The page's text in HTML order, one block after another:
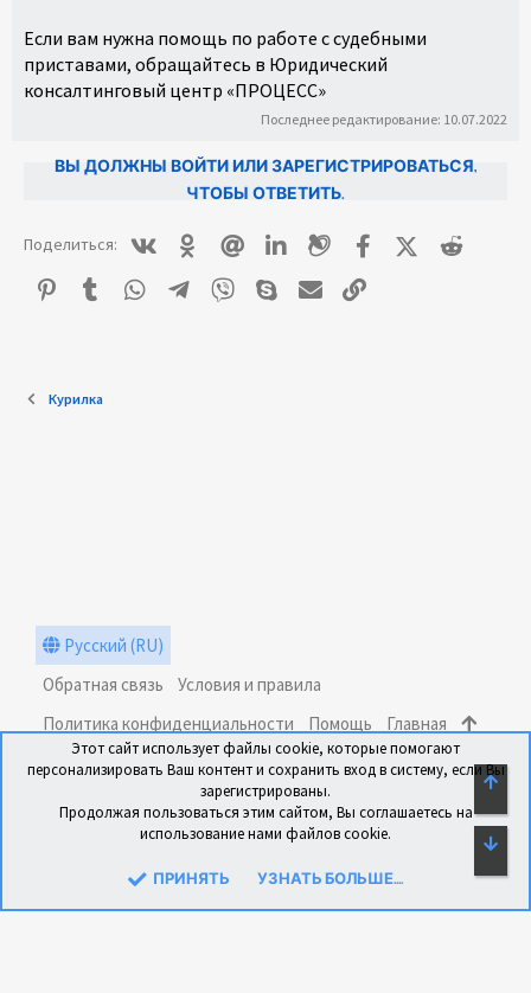
Если вам нужна помощь по работе с судебными
приставами, обращайтесь в Юридический
консалтинговый центр «ПРОЦЕСС»
Последнее редактирование: 10.07.2022
ВЫ ДОЛЖНЫ ВОЙТИ ИЛИ ЗАРЕГИСТРИРОВАТЬСЯ,
ЧТОБЫ ОТВЕТИТЬ.
Поделиться: ВконтактеОдноклассники
Mail.ru LinkedinLivejournalFacebookX (Twitter)
Pinterest
Tumblr WhatsAppTelegram
Viber Skype E-mail
Курилка
Русский (RU)
Обратная связь
Условия и правила
Политика конфиденциальности
Помощь Главная
Перевод: xen-foro.com.ua
Этот сайт использует файлы cookie, которые помогают
персонализировать Ваш контент и сохранить вход в систему, если Вы
зарегистрированы.
Продолжая пользоваться этим сайтом, Вы соглашаетесь на
использование нами файлов cookie.
ПРИНЯТЬ УЗНАТЬ БОЛЬШЕ....